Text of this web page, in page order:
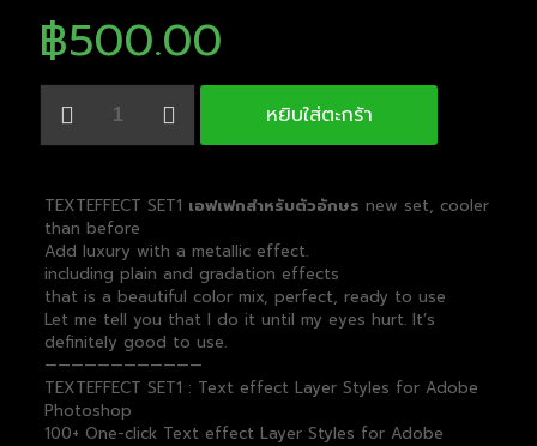
฿500.00
อักษร
ชิ้น
หยิบใส่ตะกร้า
TEXTEFFECT SET1 เอฟเฟกสำหรับตัวอักษร new set, cooler
than before
Add luxury with a metallic effect.
including plain and gradation effects
that is a beautiful color mix, perfect, ready to use
Let me tell you that I do it until my eyes hurt. It’s
definitely good to use.
————————————
TEXTEFFECT SET1 : Text effect Layer Styles for Adobe
Photoshop
100+ One-click Text effect Layer Styles for Adobe